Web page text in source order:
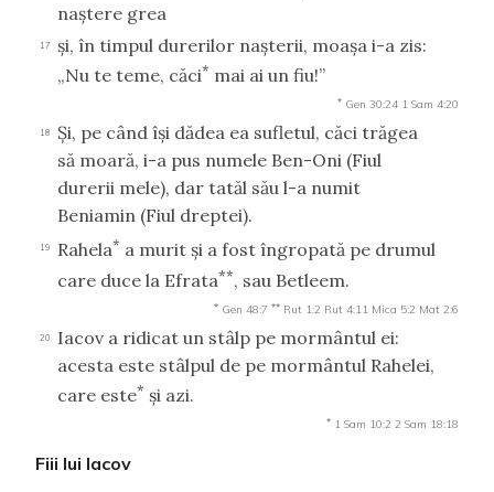
naştere grea
17
şi, în timpul durerilor naşterii, moaşa i-a zis:
„Nu te teme, căci* mai ai un fiu!”
* Gen 30:24 1 Sam 4:20
18
Şi, pe când îşi dădea ea sufletul, căci trăgea
să moară, i-a pus numele Ben-Oni (Fiul
durerii mele), dar tatăl său l-a numit
Beniamin (Fiul dreptei).
19 Rahela* a murit şi a fost îngropată pe drumul
care duce la Efrata**, sau Betleem.
* Gen 48:7 ** Rut 1:2 Rut 4:11 Mica 5:2 Mat 2:6
20
Iacov a ridicat un stâlp pe mormântul ei:
acesta este stâlpul de pe mormântul Rahelei,
care este* şi azi.
* 1 Sam 10:2 2 Sam 18:18
Fiii lui Iacov